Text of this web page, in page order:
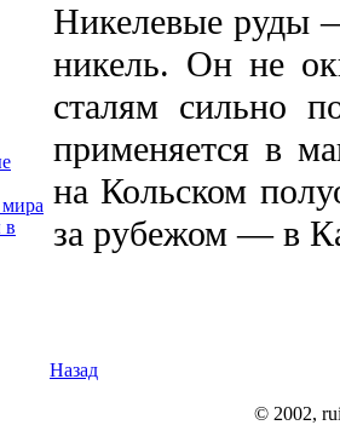
в
Никелевые руды
никель. Он не
сталям сильно
применяется в
на Кольском
за рубежом — в
Назад
© 2002,